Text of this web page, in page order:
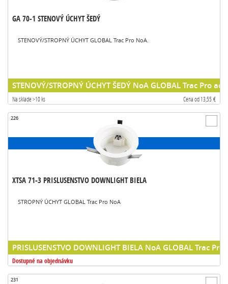
GA 70-1 STENOVÝ ÚCHYT ŠEDÝ
STENOVÝ/STROPNÝ ÚCHYT GLOBAL Trac Pro NoA.
STENOVÝ/STROPNÝ ÚCHYT ŠEDÝ NoA GLOBAL Trac Pro
Na sklade >10 ks Cena od 13,55 €
226
XTSA 71-3 PRISLUSENSTVO DOWNLIGHT BIELA
STROPNÝ ÚCHYT GLOBAL Trac Pro NoA
PRISLUSENSTVO DOWNLIGHT BIELA NoA GLOBAL Trac
Dostupné na objednávku
231